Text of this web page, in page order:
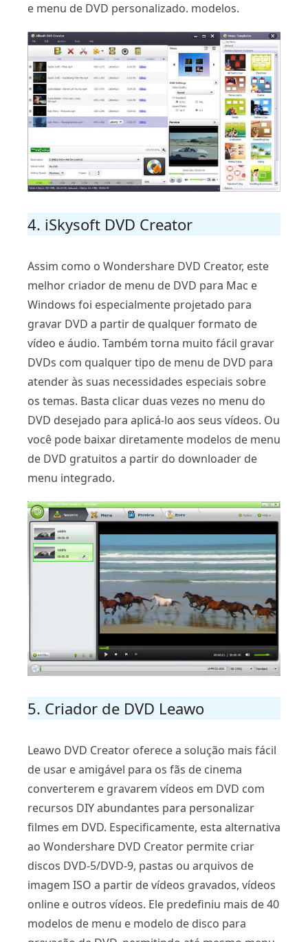
e menu de DVD personalizado. modelos.
4. iSkysoft DVD Creator
Assim como o Wondershare DVD Creator, este
melhor criador de menu de DVD para Mac e
Windows foi especialmente projetado para
gravar DVD a partir de qualquer formato de
vídeo e áudio. Também torna muito fácil gravar
DVDs com qualquer tipo de menu de DVD para
atender às suas necessidades especiais sobre
os temas. Basta clicar duas vezes no menu do
DVD desejado para aplicá-lo aos seus vídeos. Ou
você pode baixar diretamente modelos de menu
de DVD gratuitos a partir do downloader de
menu integrado.
5. Criador de DVD Leawo
Leawo DVD Creator oferece a solução mais fácil
de usar e amigável para os fãs de cinema
converterem e gravarem vídeos em DVD com
recursos DIY abundantes para personalizar
filmes em DVD. Especificamente, esta alternativa
ao Wondershare DVD Creator permite criar
discos DVD-5/DVD-9, pastas ou arquivos de
imagem ISO a partir de vídeos gravados, vídeos
online e outros vídeos. Ele predefiniu mais de 40
modelos de menu e modelo de disco para